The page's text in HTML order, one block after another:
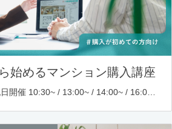
始めるマンション購入講座
木・金・土・日・祝日開催 10:30~ / 13:00~ / 14:00~ / 16:00~ / 17:00~/ 18:30~/ 19:30~